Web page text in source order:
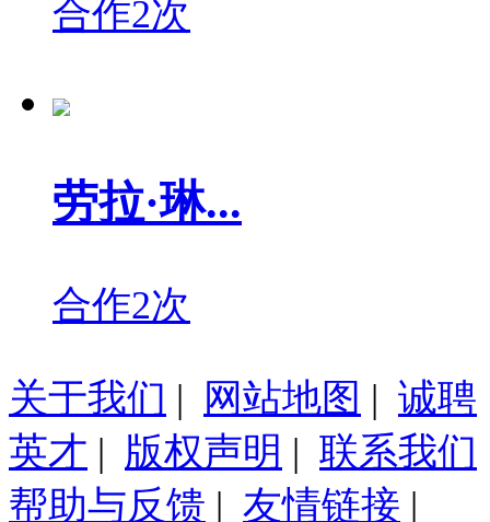
合作2次
劳拉·琳...
合作2次
关于我们 | 网站地图 | 诚聘
英才 | 版权声明 | 联系我们
帮助与反馈 | 友情链接 |